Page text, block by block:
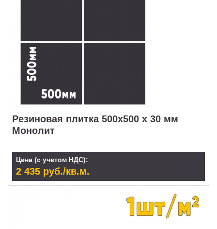
Резиновая плитка 500x500 х 30 мм
Монолит
Цена (с учетом НДС):
2 435 руб./кв.м.